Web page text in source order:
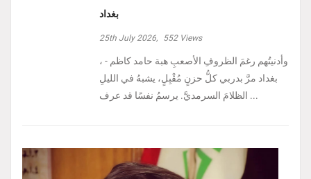
بغداد
25th July 2026, 552Views
، وأدنيتُهم رغمَ الظروفِ الأصعبِ هبة حامد كاظم -
بغداد مرَّ بدربي كلُّ حزنٍ مُقْبِلٍ، يشبهُ في الليلِ
الظلامَ السرمديَّ. يرسمُ نفسًا قد عرف ...